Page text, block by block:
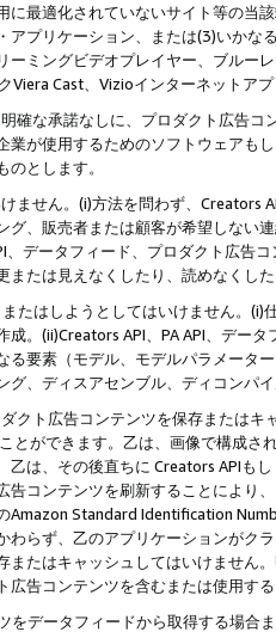
に最適化されていないサイト等の当
アプリケーション、または(3)いか
ーミングビデオプレイヤー、ブルー
Viera Cast、Vizioインターネットア
確な承諾なしに、プロダクト広告
業が使用するためのソフトウェアも
のとします。
ません。(i)方法を問わず、Creators
グ、販売者または顧客が希望しない
、データフィード、プロダクト広告
または見えなくしたり、読めなくし
たはしようとしてはいけません。
成。(ii)Creators API、PA API、デー
る要素（モデル、モデルパラメータ
グ、ディスアセンブル、ディコンパ
クト広告コンテンツを保存または
とができます。乙は、画像で構成
乙は、その後直ちに Creators APIも
告コンテンツを刷新することにより
Amazon Standard Identification
わらず、乙のアプリケーションがク
またはキャッシュしてはいけません
広告コンテンツを含むまたは使用す
をデータフィードから取得する場合